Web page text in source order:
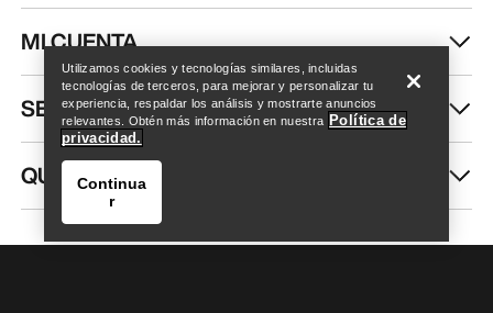
Encuentra una tienda Help
MI CUENTA
SEGUIR COMPRANDO
QUIÉNES SOMOS
Utilizamos cookies y tecnologías similares, incluidas
tecnologías de terceros, para mejorar y personalizar tu
experiencia, respaldar los análisis y mostrarte anuncios
relevantes. Obtén más información en nuestra Política de
privacidad.
Continua
r